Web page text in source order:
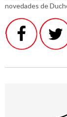
novedades de